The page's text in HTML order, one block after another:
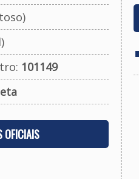
101149
OFICIAIS